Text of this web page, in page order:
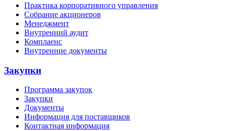
Практика корпоративного управления
Собрание акционеров
Менеджмент
Внутренний аудит
Комплаенс
Внутренние документы
Закупки
Программа закупок
Закупки
Документы
Информация для поставщиков
Контактная информация